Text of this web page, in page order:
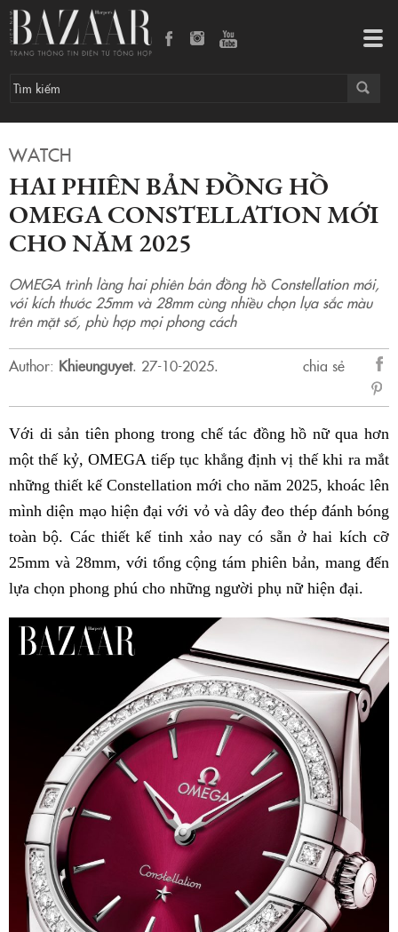
WATCH
HAI PHIÊN BẢN ĐỒNG HỒ
OMEGA CONSTELLATION MỚI
CHO NĂM 2025
OMEGA trình làng hai phiên bản đồng hồ Constellation mới,
với kích thước 25mm và 28mm cùng nhiều chọn lựa sắc màu
trên mặt số, phù hợp mọi phong cách
Author: Khieunguyet. 27-10-2025.
chia sẻ
sẻ
Với di sản tiên phong trong chế tác đồng hồ nữ qua hơn
một thế kỷ, OMEGA tiếp tục khẳng định vị thế khi ra mắt
những thiết kế Constellation mới cho năm 2025, khoác lên
mình diện mạo hiện đại với vỏ và dây đeo thép đánh bóng
toàn bộ. Các thiết kế tinh xảo nay có sẵn ở hai kích cỡ
25mm và 28mm, với tổng cộng tám phiên bản, mang đến
lựa chọn phong phú cho những người phụ nữ hiện đại.